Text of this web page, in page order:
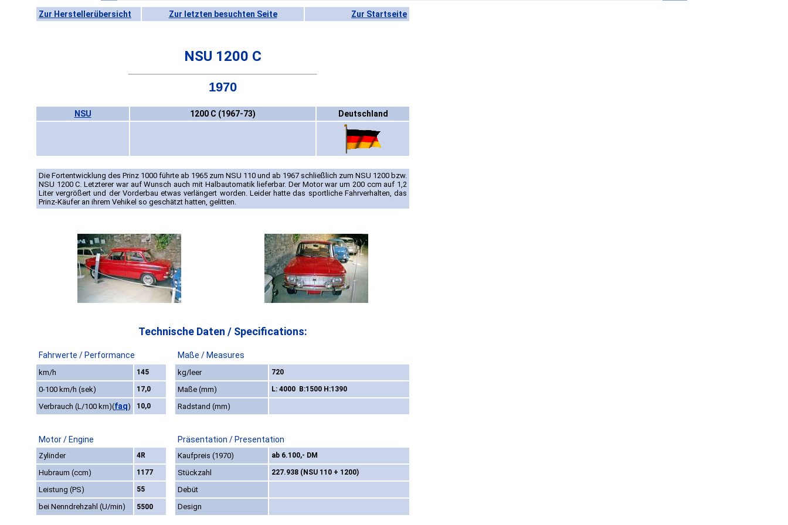
Zur Herstellerübersicht Zur letzten besuchten Seite Zur Startseite
NSU 1200 C
1970
NSU 1200 C (1967-73) Deutschland
Die Fortentwicklung des Prinz 1000 führte ab 1965 zum NSU 110 und ab 1967 schließlich zum NSU 1200 bzw.
NSU 1200 C. Letzterer war auf Wunsch auch mit Halbautomatik lieferbar. Der Motor war um 200 ccm auf 1,2
Liter vergrößert und der Vorderbau etwas verlängert worden. Leider hatte das sportliche Fahrverhalten, das
Prinz-Käufer an ihrem Vehikel so geschätzt hatten, gelitten.
Technische Daten / Specifications:
Fahrwerte / Performance Maße / Measures
km/h 145 kg/leer 720
0-100 km/h (sek) 17,0 Maße (mm) L: 4000 B:1500 H:1390
Verbrauch (L/100 km)(faq) 10,0 Radstand (mm)
Motor / Engine Präsentation / Presentation
Zylinder 4R Kaufpreis (1970) ab 6.100,- DM
Hubraum (ccm) 1177 Stückzahl 227.938 (NSU 110 + 1200)
Leistung (PS) 55
Debüt
bei Nenndrehzahl (U/min)
5500 Design